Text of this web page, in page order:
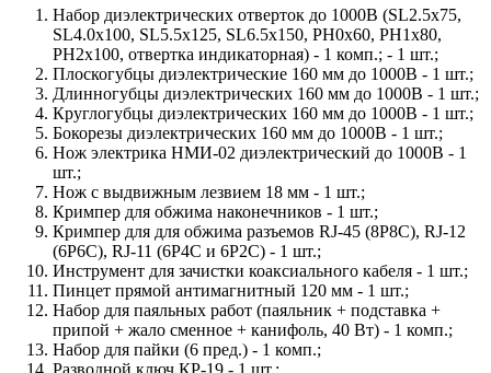
Набор диэлектрических отверток до 1000В (SL2.5х75,
SL4.0х100, SL5.5х125, SL6.5х150, PH0х60, PH1х80,
PH2х100, отвертка индикаторная) - 1 комп.; - 1 шт.;
Плоскогубцы диэлектрические 160 мм до 1000В - 1 шт.;
Длинногубцы диэлектрических 160 мм до 1000В - 1 шт.;
Круглогубцы диэлектрических 160 мм до 1000В - 1 шт.;
Бокорезы диэлектрических 160 мм до 1000В - 1 шт.;
Нож электрика НМИ-02 диэлектрический до 1000В - 1
шт.;
Нож с выдвижным лезвием 18 мм - 1 шт.;
Кримпер для обжима наконечников - 1 шт.;
Кримпер для для обжима разъемов RJ-45 (8P8C), RJ-12
(6P6C), RJ-11 (6P4C и 6P2C) - 1 шт.;
Инструмент для зачистки коаксиального кабеля - 1 шт.;
Пинцет прямой антимагнитный 120 мм - 1 шт.;
Набор для паяльных работ (паяльник + подставка +
припой + жало сменное + канифоль, 40 Вт) - 1 комп.;
Набор для пайки (6 пред.) - 1 комп.;
Разводной ключ КР-19 - 1 шт.;